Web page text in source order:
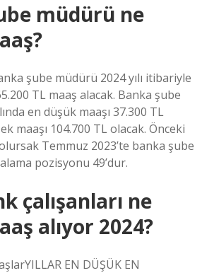
müdürü ne
şube müdürü 2024 yılı itibariyle
TL maaş alacak. Banka şube
en düşük maaşı 37.300 TL
maaşı 104.700 TL olacak. Önceki
Temmuz 2023’te banka şube
pozisyonu 49’dur.
çalışanları ne
alıyor 2024?
EN DÜŞÜK EN